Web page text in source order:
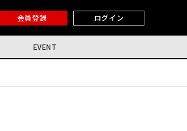
会員登録 ログイン
EVENT